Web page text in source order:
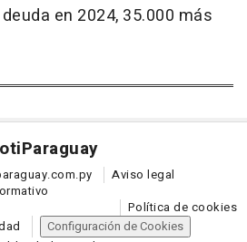
en 2024, 35.000 más
Paraguay
Aviso legal
Política de cookies
Configuración de Cookies